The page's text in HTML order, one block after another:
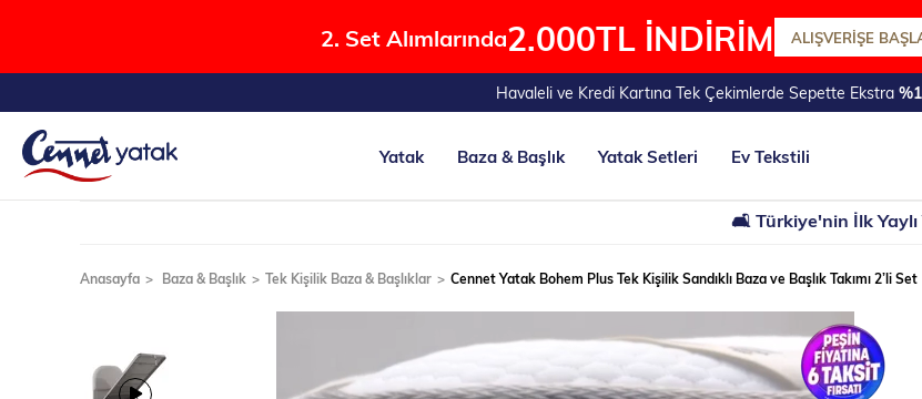
2. Set Alımlarında2.000TL İNDİRİM ALIŞVERİŞE
Havaleli ve Kredi Kartına Tek Çekimlerde Sepette Ekstra
Yatak Baza & Başlık Yatak Setleri Ev Tekstili
🛋 Türkiye'nin İlk Yaylı Yatak Üreticisi
Anasayfa Baza & Başlık Tek Kişilik Baza & Başlıklar Cennet Yatak Bohem Plus Tek Kişilik Sandıklı Baza ve Başlık Takımı 2’li Set